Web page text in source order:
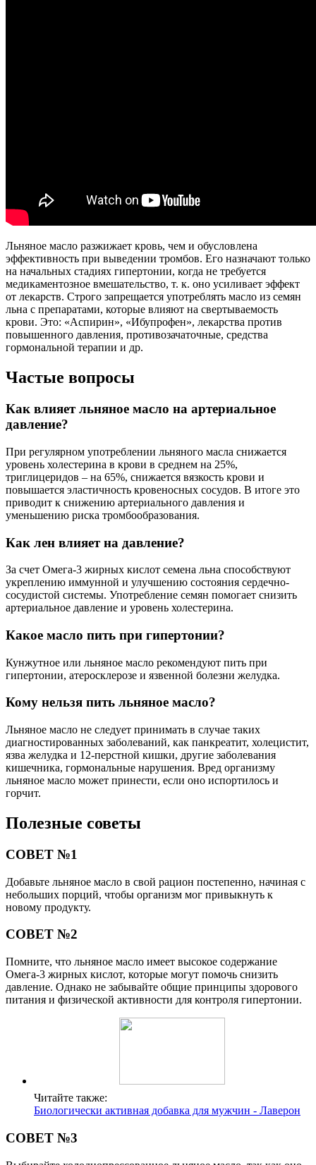
Льняное масло разжижает кровь, чем и обусловлена
эффективность при выведении тромбов. Его назначают только
на начальных стадиях гипертонии, когда не требуется
медикаментозное вмешательство, т. к. оно усиливает эффект
от лекарств. Строго запрещается употреблять масло из семян
льна с препаратами, которые влияют на свертываемость
крови. Это: «Аспирин», «Ибупрофен», лекарства против
повышенного давления, противозачаточные, средства
гормональной терапии и др.
Частые вопросы
Как влияет льняное масло на артериальное
давление?
При регулярном употреблении льняного масла снижается
уровень холестерина в крови в среднем на 25%,
триглицеридов – на 65%, снижается вязкость крови и
повышается эластичность кровеносных сосудов. В итоге это
приводит к снижению артериального давления и
уменьшению риска тромбообразования.
Как лен влияет на давление?
За счет Омега-3 жирных кислот семена льна способствуют
укреплению иммунной и улучшению состояния сердечно-
сосудистой системы. Употребление семян помогает снизить
артериальное давление и уровень холестерина.
Какое масло пить при гипертонии?
Кунжутное или льняное масло рекомендуют пить при
гипертонии, атеросклерозе и язвенной болезни желудка.
Кому нельзя пить льняное масло?
Льняное масло не следует принимать в случае таких
диагностированных заболеваний, как панкреатит, холецистит,
язва желудка и 12-перстной кишки, другие заболевания
кишечника, гормональные нарушения. Вред организму
льняное масло может принести, если оно испортилось и
горчит.
Полезные советы
СОВЕТ №1
Добавьте льняное масло в свой рацион постепенно, начиная с
небольших порций, чтобы организм мог привыкнуть к
новому продукту.
СОВЕТ №2
Помните, что льняное масло имеет высокое содержание
Омега-3 жирных кислот, которые могут помочь снизить
давление. Однако не забывайте общие принципы здорового
питания и физической активности для контроля гипертонии.
Читайте также:
Биологически активная добавка для мужчин - Лаверон
СОВЕТ №3